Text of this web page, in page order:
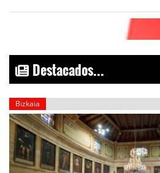
Destacados...
Bizkaia